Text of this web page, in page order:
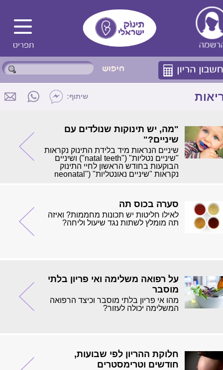
שיתוף:
"מה, יש תינוקות שנולדים עם
שיניים?"
שיניים הנראות מיד בלידת התינוק נקראות
"שיניים נטליות" ("natal teeth") ושיניים
הבוקעות בחודש הראשון לחיי התינוק
נקראות "שיניים נאונטליות" ("neonatal
סערה בכוס תה
לאילו חליטות יש תכונות מחממות? ואיזה
תה מומלץ לשתות נגד שיעול וליחה?
על רפואה משלימה ואי פריון בלתי
מוסבר
מהו אי פריון בלתי מוסבר וכיצד הרפואה
המשלימה יכולה לעזור?
חלוקת ההריון לפי שבועות,
חודשים וטרימסטרים